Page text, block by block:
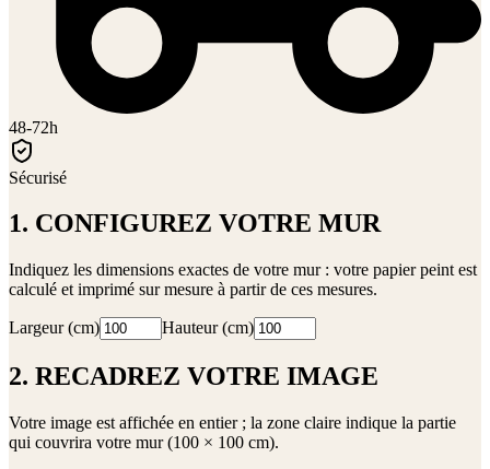
48-72h
Sécurisé
1. CONFIGUREZ VOTRE MUR
Indiquez les dimensions exactes de votre mur : votre papier peint est
calculé et imprimé sur mesure à partir de ces mesures.
Largeur (cm) Hauteur (cm)
2. RECADREZ VOTRE IMAGE
Votre image est affichée en entier ; la zone claire indique la partie
qui couvrira votre mur (100 × 100 cm).